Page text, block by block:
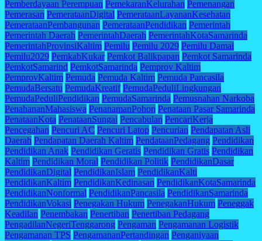
Pemberdayaan Perempuan PemekaranKelurahan Pemenangan
Pemerasan PemerataanDigital PemerataanLayananKesehatan
PemerataanPembangunan PemerataanPendidikan Pemerintah
Pemerintah Daerah PemerintahDaerah PemerintahKotaSamarinda
PemerintahProvinsiKaltim Pemilu Pemilu 2029 Pemilu Damai
Pemilu2029 PemkabKukar Pemkot Balikpapan Pemkot Samarinda
PemkotSamarind PemkotSamarinda Pemprov Kaltim
PemprovKaltim Pemuda Pemuda Kaltim Pemuda Pancasila
PemudaBersatu PemudaKreatif PemudaPeduliLingkungan
PemudaPeduliPendidikan PemudaSamarinda Pemusnahan Narkoba
PenahananMahasiswa PenanamanPohon Penataan Pasar Samarinda
PenataanKota PenataanSungai Pencabulan PencariKerja
Pencegahan Pencuri AC Pencuri Latop Pencurian Pendapatan Asli
Daerah Pendapatan Daerah Kaltim PendataanPedagang Pendidikan
Pendidikan Anak Pendidikan Geratis Pendidikan Gratis Pendidikan
Kaltim Pendidikan Moral Pendidikan Politik PendidikanDasar
PendidikanDigital PendidikanIslam PendidikanKalti
PendidikanKaltim PendidikanKedinasan PendidikanKotaSamarinda
PendidikanNonformal PendidikanPancasila PendidikanSamarinda
PendidikanVokasi Penegakan Hukum PenegakanHukum Peneggak
Keadilan Penembakan Penertiban Penertiban Pedagang
PengadilanNegeriTenggarong Pengaman Pengamanan Logistik
Pengamanan TPS PengamananPertandingan Penganiyaan